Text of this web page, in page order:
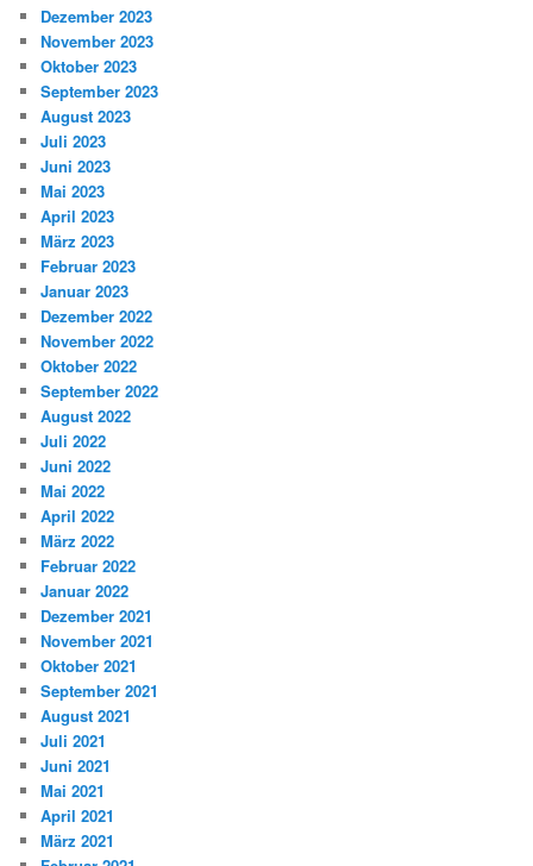
Dezember 2023
November 2023
Oktober 2023
September 2023
August 2023
Juli 2023
Juni 2023
Mai 2023
April 2023
März 2023
Februar 2023
Januar 2023
Dezember 2022
November 2022
Oktober 2022
September 2022
August 2022
Juli 2022
Juni 2022
Mai 2022
April 2022
März 2022
Februar 2022
Januar 2022
Dezember 2021
November 2021
Oktober 2021
September 2021
August 2021
Juli 2021
Juni 2021
Mai 2021
April 2021
März 2021